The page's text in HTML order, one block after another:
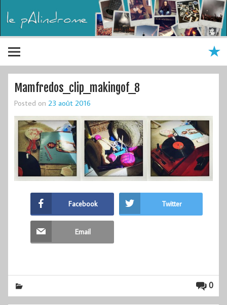
Mamfredos_clip_makingof_8
Posted on 23 août 2016
Facebook Twitter
Email
0